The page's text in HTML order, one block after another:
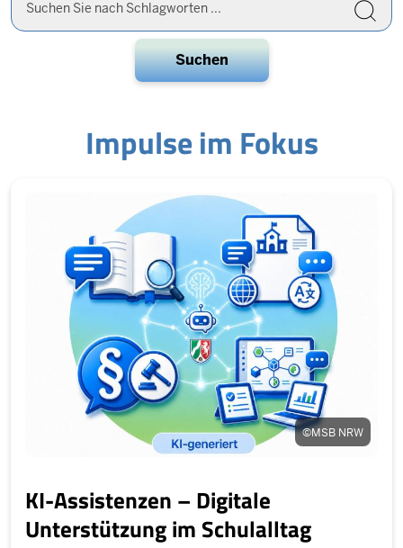
der
Impulse im Fokus
©MSB NRW
KI-Assistenzen – Digitale
Unterstützung im Schulalltag